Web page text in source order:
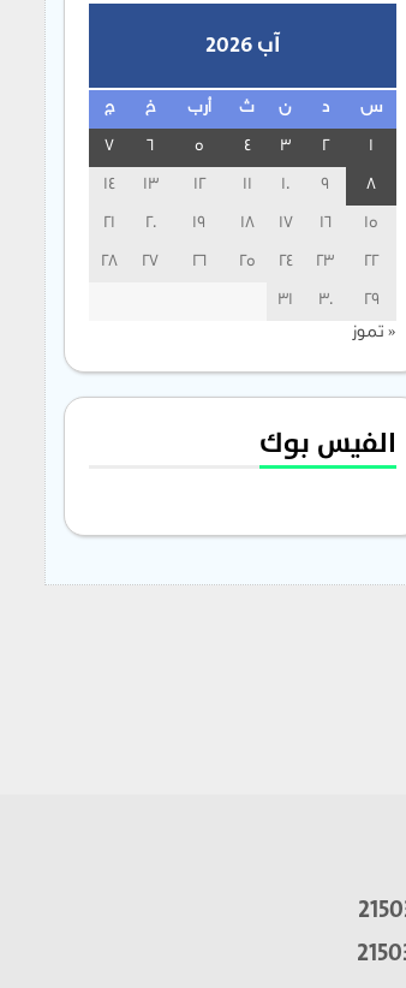
آب 2026
س د ن ث أرب خ ج
1
2
3
4
5
6
7
8
9
10
11
12
13
14
15
16
17
18
19
20
21
22
23
24
25
26
27
28
29
30
31
« تموز
الفيس بوك